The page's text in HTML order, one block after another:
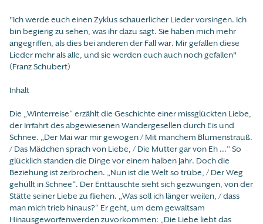
"Ich werde euch einen Zyklus schauerlicher Lieder vorsingen. Ich
bin begierig zu sehen, was ihr dazu sagt. Sie haben mich mehr
angegriffen, als dies bei anderen der Fall war. Mir gefallen diese
Lieder mehr als alle, und sie werden euch auch noch gefallen"
(Franz Schubert)
Inhalt
Die „Winterreise“ erzählt die Geschichte einer missglückten Liebe,
der Irrfahrt des abgewiesenen Wandergesellen durch Eis und
Schnee. „Der Mai war mir gewogen / Mit manchem Blumenstrauß.
/ Das Mädchen sprach von Liebe, / Die Mutter gar von Eh ...“ So
glücklich standen die Dinge vor einem halben Jahr. Doch die
Beziehung ist zerbrochen. „Nun ist die Welt so trübe, / Der Weg
gehüllt in Schnee“. Der Enttäuschte sieht sich gezwungen, von der
Stätte seiner Liebe zu fliehen. „Was soll ich länger weilen, / dass
man mich trieb hinaus?“ Er geht, um dem gewaltsam
Hinausgeworfenwerden zuvorkommen: „Die Liebe liebt das